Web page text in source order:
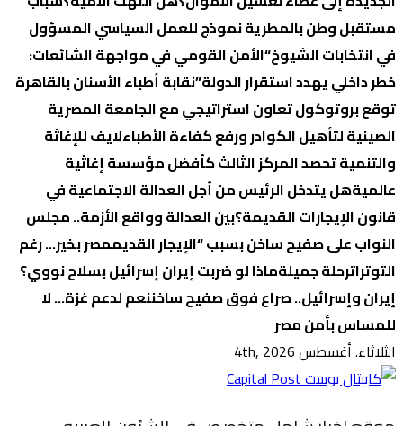
مستقبل وطن بالمطرية نموذج للعمل السياسي المسؤول
في انتخابات الشيوخ“الأمن القومي في مواجهة الشائعات:
خطر داخلي يهدد استقرار الدولة”نقابة أطباء الأسنان بالقاهرة
توقع بروتوكول تعاون استراتيجي مع الجامعة المصرية
الصينية لتأهيل الكوادر ورفع كفاءة الأطباءلايف للإغاثة
والتنمية تحصد المركز الثالث كأفضل مؤسسة إغاثية
عالميةهل يتدخل الرئيس من أجل العدالة الاجتماعية في
قانون الإيجارات القديمة؟بين العدالة وواقع الأزمة.. مجلس
النواب على صفيح ساخن بسبب “الإيجار القديممصر بخير… رغم
التوتراترحلة جميلةماذا لو ضربت إيران إسرائيل بسلاح نووي؟
إيران وإسرائيل.. صراع فوق صفيح ساخننعم لدعم غزة… لا
للمساس بأمن مصر
الثلاثاء. أغسطس 4th, 2026